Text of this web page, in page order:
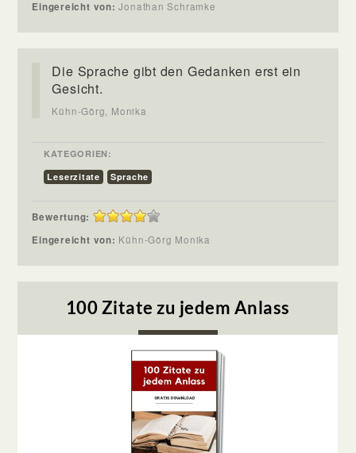
Eingereicht von:Jonathan Schramke
Die Sprache gibt den Gedanken erst ein
Gesicht.
Kühn-Görg, Monika
KATEGORIEN:
Leserzitate
Sprache
Bewertung:
Eingereicht von: Kühn-Görg Monika